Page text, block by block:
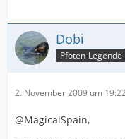
Dobi
Pfoten-Legende
2. November 2009 um
@MagicalSpain,